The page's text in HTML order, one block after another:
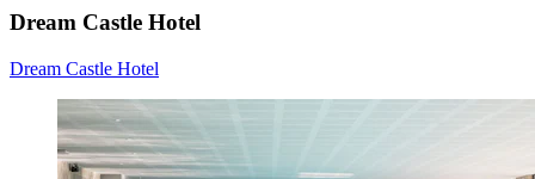
Dream Castle Hotel
Dream Castle Hotel